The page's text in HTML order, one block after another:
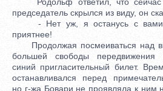
председатель скрылся из виду, он
- Нет уж, я останусь с вами!
приятнее!
Продолжая посмеиваться над
большей свободы передвижения
синий пригласительный билет.
останавливался перед
но г-жа Бовари не проявляла к ним